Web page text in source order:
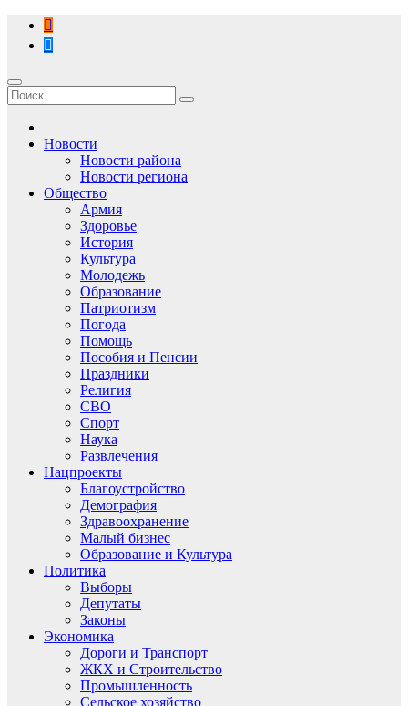
Перейти
содержимому
Новости
Новости района
Новости региона
Общество
Армия
Здоровье
История
Культура
Молодежь
Образование
Патриотизм
Погода
Помощь
Пособия и Пенсии
Праздники
Религия
СВО
Спорт
Наука
Развлечения
Нацпроекты
Благоустройство
Демография
Здравоохранение
Малый бизнес
Образование и Культура
Политика
Выборы
Депутаты
Законы
Экономика
Дороги и Транспорт
ЖКХ и Строительство
Промышленность
Сельское хозяйство